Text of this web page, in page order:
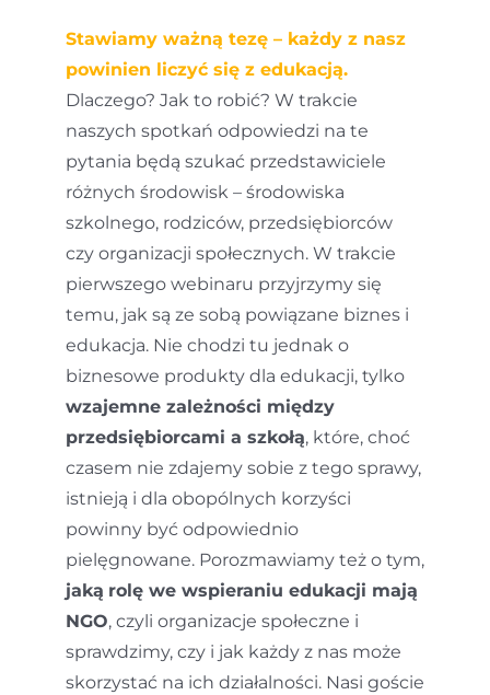
Stawiamy ważną tezę – każdy z nasz
powinien liczyć się z edukacją.
Dlaczego? Jak to robić? W trakcie
naszych spotkań odpowiedzi na te
pytania będą szukać przedstawiciele
różnych środowisk – środowiska
szkolnego, rodziców, przedsiębiorców
czy organizacji społecznych. W trakcie
pierwszego webinaru przyjrzymy się
temu, jak są ze sobą powiązane biznes i
edukacja. Nie chodzi tu jednak o
biznesowe produkty dla edukacji, tylko
wzajemne zależności między
przedsiębiorcami a szkołą, które, choć
czasem nie zdajemy sobie z tego sprawy,
istnieją i dla obopólnych korzyści
powinny być odpowiednio
pielęgnowane. Porozmawiamy też o tym,
jaką rolę we wspieraniu edukacji mają
NGO, czyli organizacje społeczne i
sprawdzimy, czy i jak każdy z nas może
skorzystać na ich działalności. Nasi goście